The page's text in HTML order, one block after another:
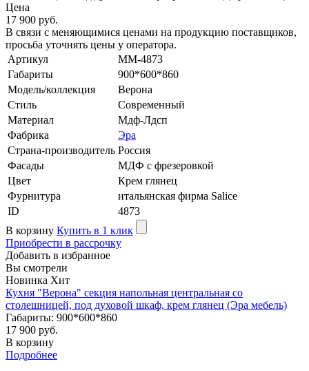
Цена
17 900 руб.
В связи с меняющимися ценами на продукцию поставщиков,
просьба уточнять цены у оператора.
Артикул
MM-4873
Габариты
900*600*860
Модель/коллекция
Верона
Стиль
Современный
Материал
Мдф-Лдсп
Фабрика
Эра
Страна-производитель Россия
Фасады
МДФ с фрезеровкой
Цвет
Крем глянец
Фурнитура
итальянская фирма Salice
ID
4873
В корзину Купить в 1 клик
Приобрести в рассрочку
Добавить в избранное
Вы смотрели
Новинка Хит
Кухня "Верона" секция напольная центральная со
столешницей, под духовой шкаф, крем глянец (Эра мебель)
Габариты: 900*600*860
17 900 руб.
В корзину
Подробнее